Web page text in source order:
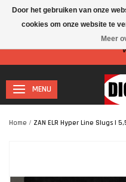
Let op: I.v.m. de
MENU
Home / ZAN ELR Hyper Line Slugs |
Door het gebruiken van onze
cookies om onze website te
Meer